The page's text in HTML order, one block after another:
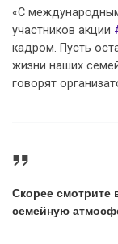
«С
участников акции
кадром. Пусть
жизни наших
говорят
Скорее смотрите
семейную